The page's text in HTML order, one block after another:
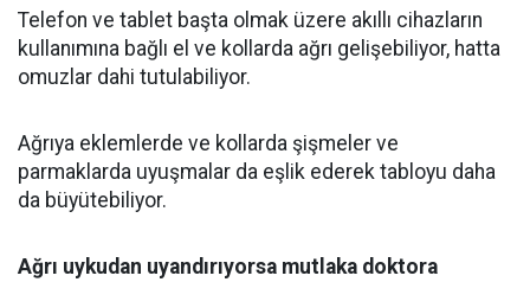
Telefon ve tablet başta olmak üzere akıllı cihazların
kullanımına bağlı el ve kollarda ağrı gelişebiliyor, hatta
omuzlar dahi tutulabiliyor.
Ağrıya eklemlerde ve kollarda şişmeler ve
parmaklarda uyuşmalar da eşlik ederek tabloyu daha
da büyütebiliyor.
Ağrı uykudan uyandırıyorsa mutlaka doktora